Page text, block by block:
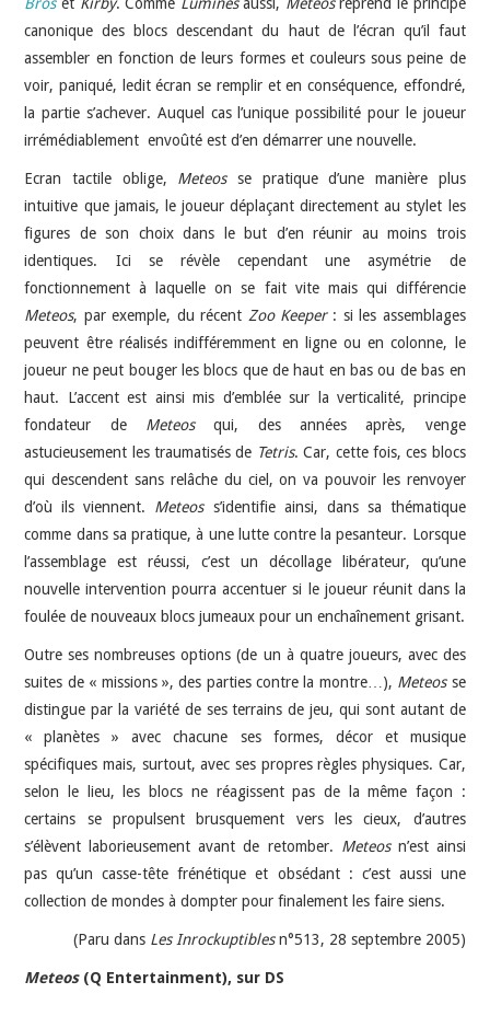
canonique des blocs descendant du haut de l’écran qu’il faut
assembler en fonction de leurs formes et couleurs sous peine de
voir, paniqué, ledit écran se remplir et en conséquence, effondré,
la partie s’achever. Auquel cas l’unique possibilité pour le joueur
irrémédiablement envoûté est d’en démarrer une nouvelle.
Ecran tactile oblige, Meteosse pratique d’une manière plus
intuitive que jamais, le joueur déplaçant directement au stylet les
figures de son choix dans le but d’en réunir au moins trois
identiques. Ici se révèle cependant une asymétrie de
fonctionnement à laquelle on se fait vite mais qui différencie
Meteos, par exemple, du récent Zoo Keeper: si les assemblages
peuvent être réalisés indifféremment en ligne ou en colonne, le
joueur ne peut bouger les blocs que de haut en bas ou de bas en
haut. L’accent est ainsi mis d’emblée sur la verticalité, principe
fondateur de Meteosqui, des années après, venge
astucieusement les traumatisés de Tetris. Car, cette fois, ces blocs
qui descendent sans relâche du ciel, on va pouvoir les renvoyer
d’où ils viennent. Meteoss’identifie ainsi, dans sa thématique
comme dans sa pratique, à une lutte contre la pesanteur. Lorsque
l’assemblage est réussi, c’est un décollage libérateur, qu’une
nouvelle intervention pourra accentuer si le joueur réunit dans la
foulée de nouveaux blocs jumeaux pour un enchaînement grisant.
Outre ses nombreuses options (de un à quatre joueurs, avec des
suites de « missions », des parties contre la montre…), Meteosse
distingue par la variété de ses terrains de jeu, qui sont autant de
« planètes » avec chacune ses formes, décor et musique
spécifiques mais, surtout, avec ses propres règles physiques. Car,
selon le lieu, les blocs ne réagissent pas de la même façon :
certains se propulsent brusquement vers les cieux, d’autres
s’élèvent laborieusement avant de retomber. Meteosn’est ainsi
pas qu’un casse-tête frénétique et obsédant : c’est aussi une
collection de mondes à dompter pour finalement les faire siens.
(Paru dans Les Inrockuptiblesn°513, 28 septembre 2005)
Meteos(Q Entertainment), sur DS